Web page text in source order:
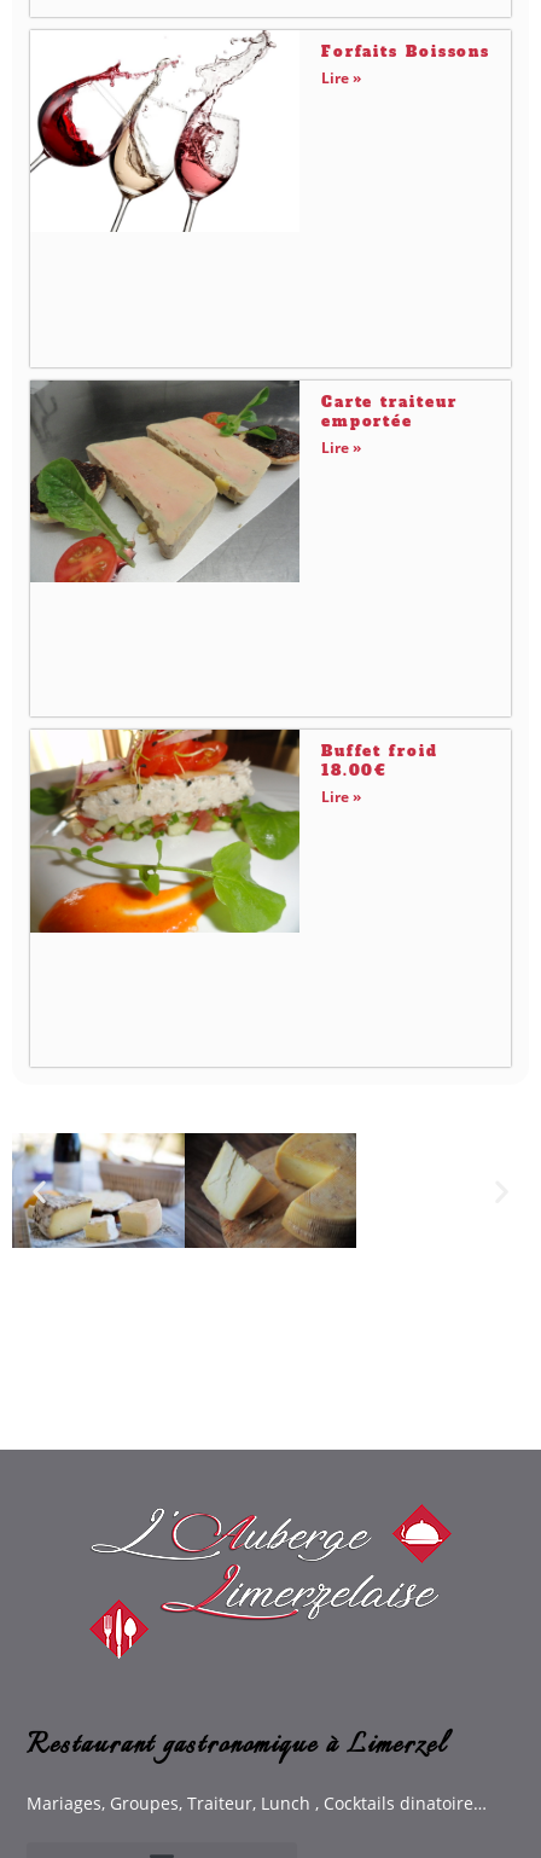
Forfaits Boissons
Lire »
Carte traiteur
emportée
Lire »
Buffet froid
18.00€
Lire »
Restaurant gastronomique à Limerzel
Mariages, Groupes, Traiteur, Lunch , Cocktails dinatoire…